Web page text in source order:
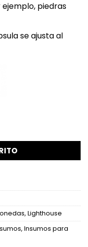
piedras
se ajusta al
S cantidad
, Lighthouse
, Insumos para